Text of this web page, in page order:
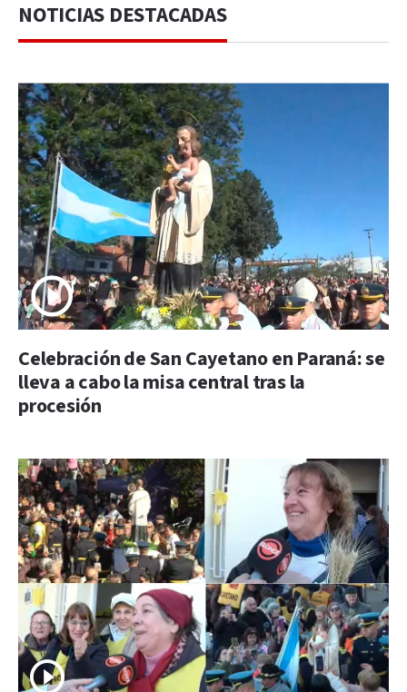
NOTICIAS DESTACADAS
Celebración de San Cayetano en Paraná: se
lleva a cabo la misa central tras la
procesión